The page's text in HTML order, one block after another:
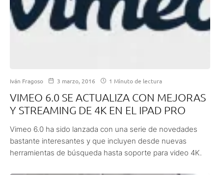
Iván Fragoso 3 marzo, 2016 1 Minuto de lectura
VIMEO 6.0 SE ACTUALIZA CON MEJORAS
Y STREAMING DE 4K EN EL IPAD PRO
Vimeo 6.0 ha sido lanzada con una serie de novedades
bastante interesantes y que incluyen desde nuevas
herramientas de búsqueda hasta soporte para video 4K.